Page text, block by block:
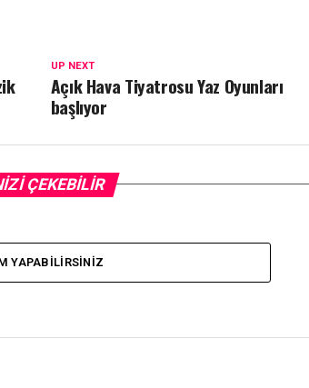
UP NEXT
Açık Hava Tiyatrosu Yaz Oyunları
başlıyor
ÇEKEBİLİR
YAPABILIRSINIZ